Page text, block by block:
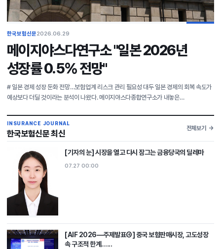
한국보험신문2026.06.29
메이지야스다연구소 "일본 2026년
성장률 0.5% 전망"
# 일본 경제 성장 둔화 전망…보험업계 리스크 관리 필요성 대두 일본 경제의 회복 속도가
예상보다 더딜 것이라는 분석이 나왔다. 메이지야스다종합연구소가 내놓은
0.5%, 202
INSURANCE JOURNAL
한국보험신문 최신
전체보기
[기자의 눈] 시장을 열고 다시 잠그는 금융당국의 딜레마
07.27 00:00
[AIF 2026―주제발표④] 중국 보험판매시장, 고도성장
속 구조적 한계…...